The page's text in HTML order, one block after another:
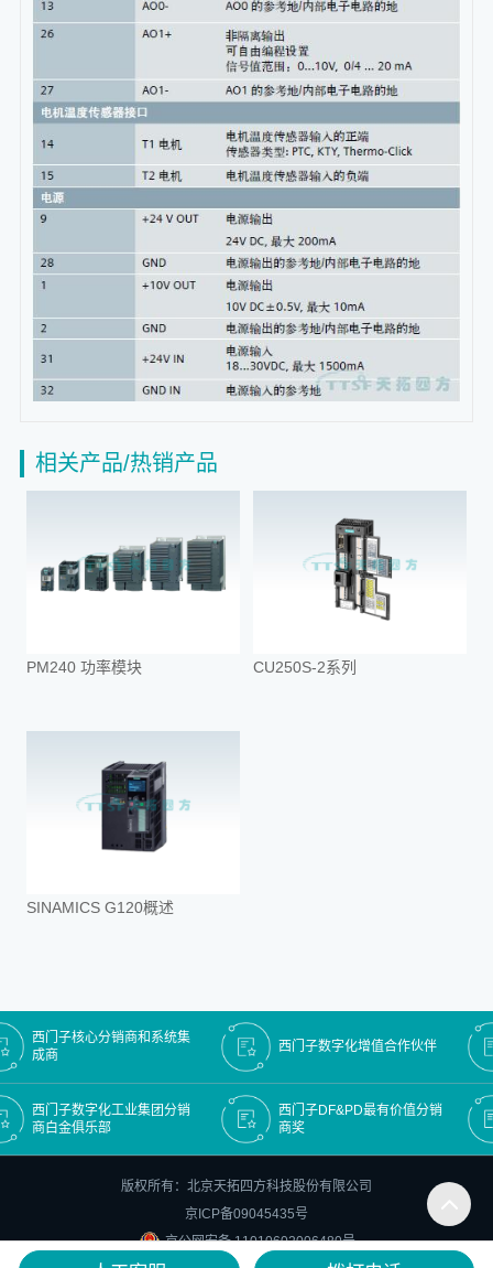
相关产品/热销产品
PM240 功率模块 CU250S-2系列
SINAMICS G120概述
西门子核心分销商和系统集
成商
西门子数字化增值合作伙伴
西门子数字化工业集团分销
商白金俱乐部
西门子DF&PD最有价值分销
商奖
版权所有：北京天拓四方科技股份有限公司
京ICP备09045435号
京公网安备 11010602006480号